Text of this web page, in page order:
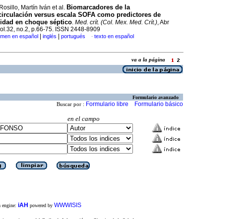
Martín Iván et al. Biomarcadores de la
versus escala SOFA como predictores de
en choque séptico. Med. crít. (Col. Mex. Med. Crít.), Abr
no.2, p.66-75. ISSN 2448-8909
en español inglés portugués · texto en español
va a la página
Formulario avanzado
Buscar por : Formulario libre Formulario básico
en el campo
engine: iAH powered by WWWISIS